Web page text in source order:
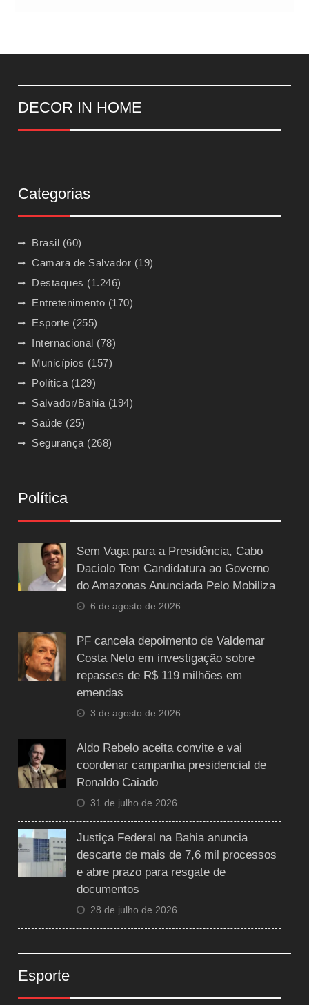
DECOR IN HOME
Categorias
Brasil (60)
Camara de Salvador (19)
Destaques (1.246)
Entretenimento (170)
Esporte (255)
Internacional (78)
Municípios (157)
Política (129)
Salvador/Bahia (194)
Saúde (25)
Segurança (268)
Política
Sem Vaga para a Presidência, Cabo
Daciolo Tem Candidatura ao Governo
do Amazonas Anunciada Pelo Mobiliza
6 de agosto de 2026
PF cancela depoimento de Valdemar
Costa Neto em investigação sobre
repasses de R$ 119 milhões em
emendas
3 de agosto de 2026
Aldo Rebelo aceita convite e vai
coordenar campanha presidencial de
Ronaldo Caiado
31 de julho de 2026
Justiça Federal na Bahia anuncia
descarte de mais de 7,6 mil processos
e abre prazo para resgate de
documentos
28 de julho de 2026
Esporte